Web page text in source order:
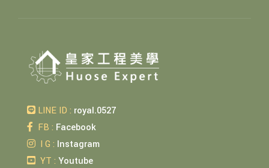
LINE ID : royal.0527
FB : Facebook
I G : Instagram
YT : Youtube